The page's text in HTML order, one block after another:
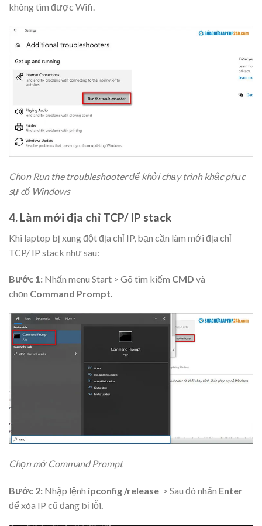
không tìm được Wifi.
Chọn Run the troubleshooter để khởi chạy trình khắc phục
sự cố Windows
4. Làm mới địa chỉ TCP/ IP stack
Khi laptop bị xung đột địa chỉ IP, bạn cần làm mới địa chỉ
TCP/ IP stack như sau:
Bước 1: Nhấn menu Start > Gõ tìm kiếm CMD và
chọn Command Prompt.
Chọn mở Command Prompt
Bước 2: Nhập lệnh ipconfig /release > Sau đó nhấn Enter
để xóa IP cũ đang bị lỗi